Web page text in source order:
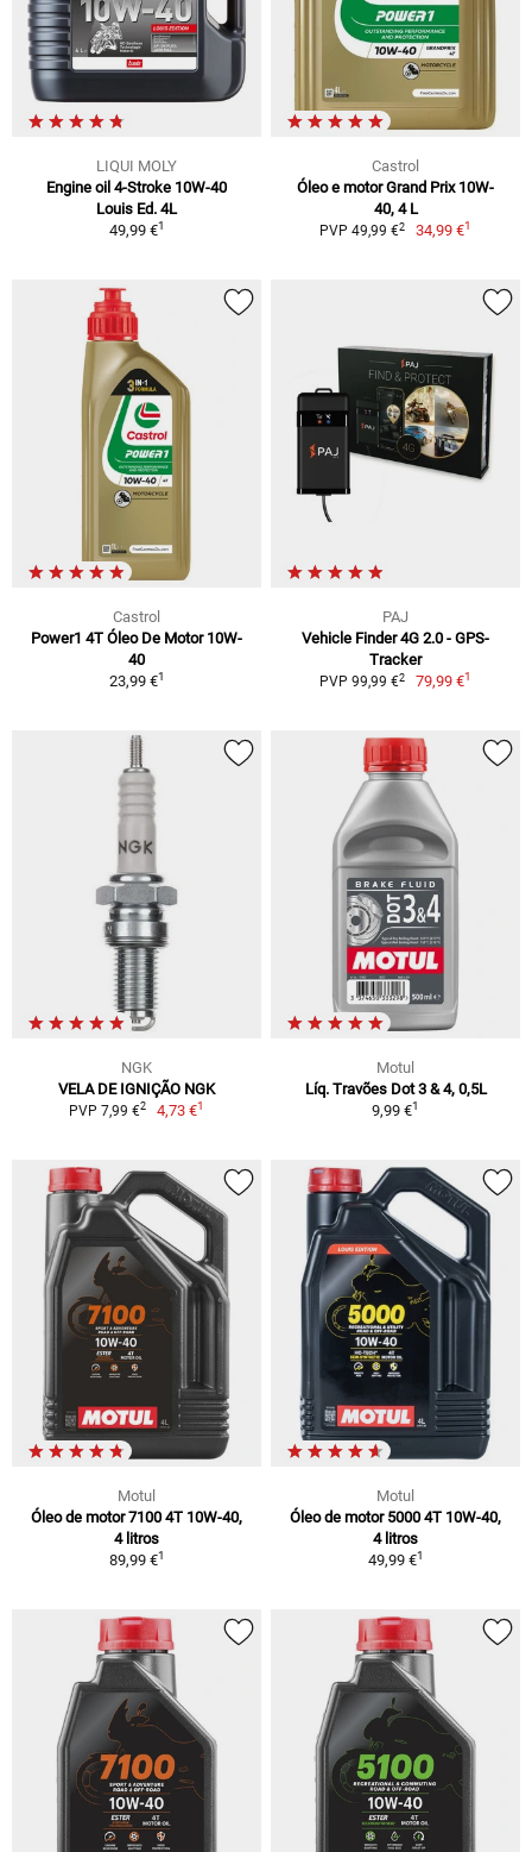
LIQUI MOLY
Engine oil 4-Stroke 10W-40
Louis Ed. 4L
49,99 €1
Castrol
Óleo e motor Grand Prix 10W-
40, 4 L
PVP 49,99 €2 34,99 €1
Castrol
Power1 4T Óleo De Motor 10W-
40
23,99 €1
PAJ
Vehicle Finder 4G 2.0 - GPS-
Tracker
PVP 99,99 €2 79,99 €1
NGK
VELA DE IGNIÇÃO NGK
PVP 7,99 €2 4,73 €1
Motul
Líq. Travões Dot 3 & 4, 0,5L
9,99 €1
Motul
Óleo de motor 7100 4T 10W-40,
4 litros
89,99 €1
Motul
Óleo de motor 5000 4T 10W-40,
4 litros
49,99 €1